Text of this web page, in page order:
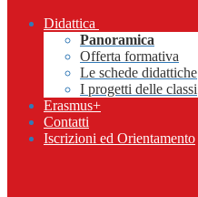
Didattica
Panoramica
Offerta formativa
Le schede didattiche
I progetti delle classi
Erasmus+
Contatti
Iscrizioni ed Orientamento